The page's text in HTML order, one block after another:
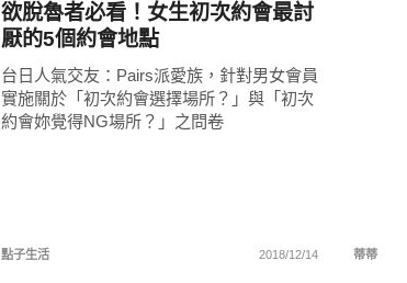
欲脫魯者必看！女生初次約會最討
厭的5個約會地點
台日人氣交友：Pairs派愛族，針對男女會員
實施關於「初次約會選擇場所？」與「初次
約會妳覺得NG場所？」之問卷
點子生活 2018/12/14 蒂蒂